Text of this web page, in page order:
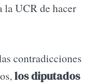
la UCR de hacer
contradicciones
los diputados